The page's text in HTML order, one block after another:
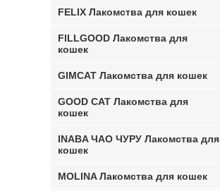
FELIX Лакомства для кошек
FILLGOOD Лакомства для
кошек
GIMCAT Лакомства для кошек
GOOD CAT Лакомства для
кошек
INABA ЧАО ЧУРУ Лакомства для
кошек
MOLINA Лакомства для кошек